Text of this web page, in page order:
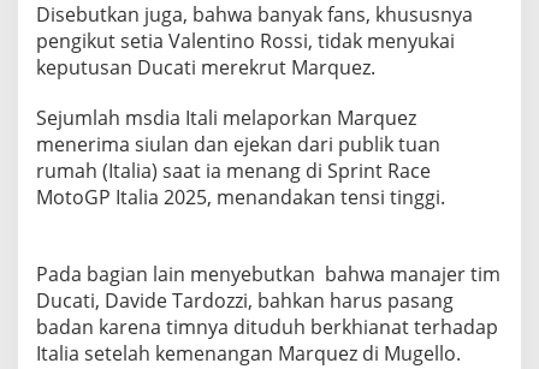
Disebutkan juga, bahwa banyak fans, khususnya
pengikut setia Valentino Rossi, tidak menyukai
keputusan Ducati merekrut Marquez.
Sejumlah msdia Itali melaporkan Marquez
menerima siulan dan ejekan dari publik tuan
rumah (Italia) saat ia menang di Sprint Race
MotoGP Italia 2025, menandakan tensi tinggi.
Pada bagian lain menyebutkan bahwa manajer tim
Ducati, Davide Tardozzi, bahkan harus pasang
badan karena timnya dituduh berkhianat terhadap
Italia setelah kemenangan Marquez di Mugello.